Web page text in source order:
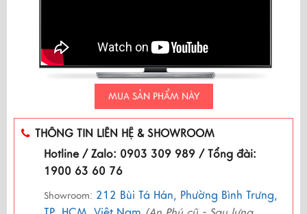
MUA SẢN PHẨM NÀY
THÔNG TIN LIÊN HỆ & SHOWROOM
Hotline / Zalo: 0903 309 989 / Tổng đài:
1900 63 60 76
Showroom: 212 Bùi Tá Hán, Phường Bình Trưng,